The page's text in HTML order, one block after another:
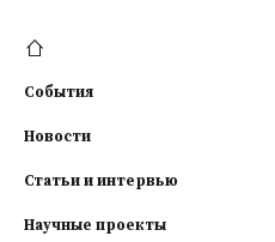
События
Новости
Статьи и интервью
Научные проекты